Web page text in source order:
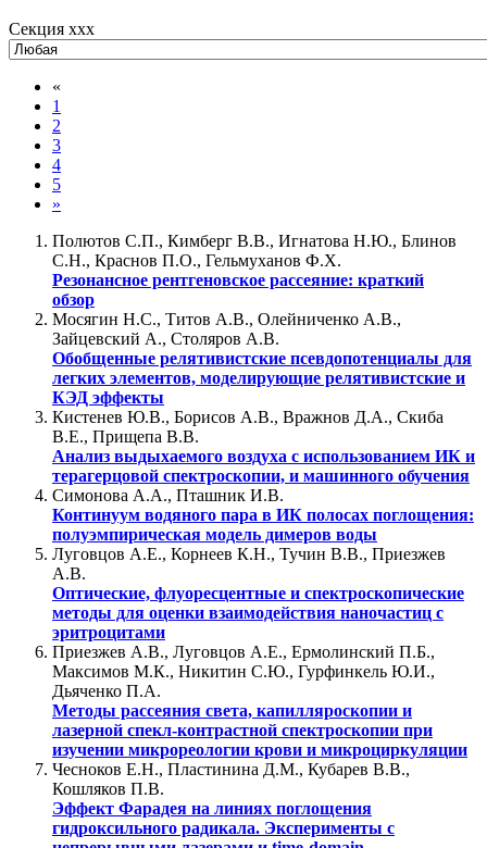
Секция xxx
«
1
2
3
4
5
»
Полютов С.П., Кимберг В.В., Игнатова Н.Ю., Блинов
С.Н., Краснов П.О., Гельмуханов Ф.Х.
Резонансное рентгеновское рассеяние: краткий
обзор
Мосягин Н.С., Титов А.В., Олейниченко А.В.,
Зайцевский А., Столяров А.В.
Обобщенные релятивистские псевдопотенциалы для
легких элементов, моделирующие релятивистские и
КЭД эффекты
Кистенев Ю.В., Борисов А.В., Вражнов Д.А., Скиба
В.Е., Прищепа В.В.
Анализ выдыхаемого воздуха с использованием ИК и
терагерцовой спектроскопии, и машинного обучения
Симонова А.А., Пташник И.В.
Континуум водяного пара в ИК полосах поглощения:
полуэмпирическая модель димеров воды
Луговцов А.Е., Корнеев К.Н., Тучин В.В., Приезжев
А.В.
Оптические, флуоресцентные и спектроскопические
методы для оценки взаимодействия наночастиц с
эритроцитами
Приезжев А.В., Луговцов А.Е., Ермолинский П.Б.,
Максимов М.К., Никитин С.Ю., Гурфинкель Ю.И.,
Дьяченко П.А.
Методы рассеяния света, капилляроскопии и
лазерной спекл-контрастной спектроскопии при
изучении микрореологии крови и микроциркуляции
Чесноков Е.Н., Пластинина Д.М., Кубарев В.В.,
Кошляков П.В.
Эффект Фарадея на линиях поглощения
гидроксильного радикала. Эксперименты с